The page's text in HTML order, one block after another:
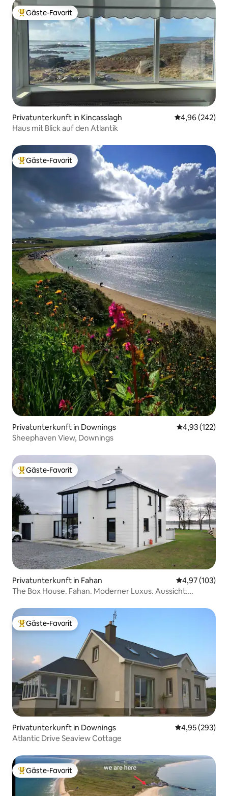
Beliebter Gäste-Favorit.
Gäste-Favorit
Privatunterkunft in Kincasslagh
4,96 (242)
Haus mit Blick auf den Atlantik
Beliebter Gäste-Favorit.
Gäste-Favorit
Privatunterkunft in Downings
4,93 (122)
Sheephaven View, Downings
Beliebter Gäste-Favorit.
Gäste-Favorit
Privatunterkunft in Fahan
4,97 (103)
The Box House. Fahan. Moderner Luxus. Aussicht.
Beliebter Gäste-Favorit.
Gäste-Favorit
Privatunterkunft in Downings
4,95 (293)
Atlantic Drive Seaview Cottage
Beliebter Gäste-Favorit.
Gäste-Favorit